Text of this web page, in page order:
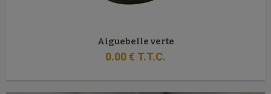
Aiguebelle verte
0.00€ T.T.C.